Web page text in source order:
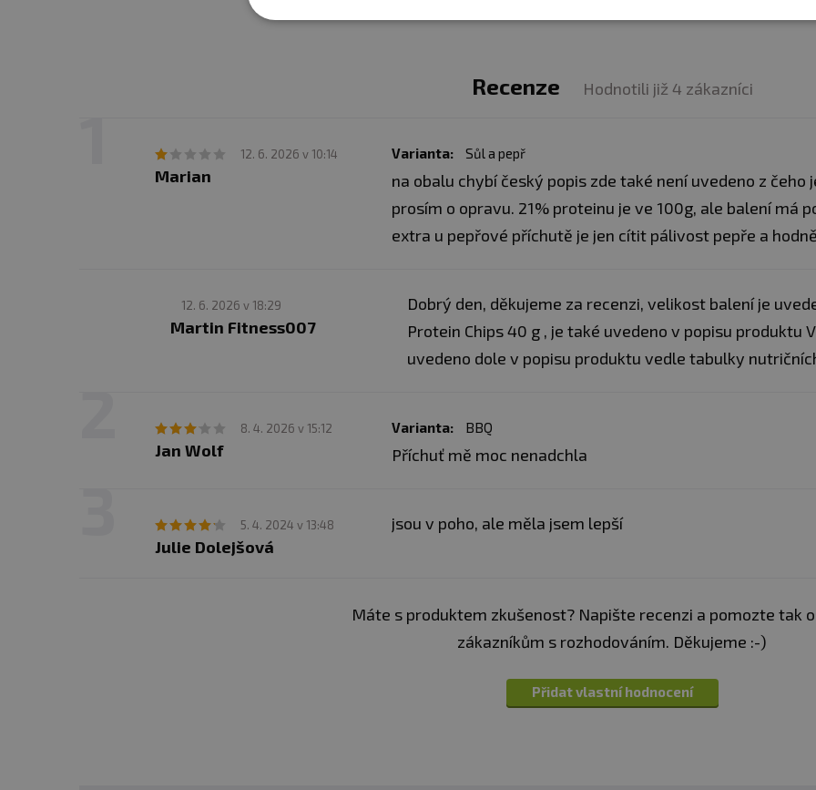
Recenze Hodnotili již 4 zákazníci
12. 6. 2026 v 10:14
Marian
Varianta: Sůl a pepř
na obalu chybí český popis zde také není uvedeno z
prosím o opravu. 21% proteinu je ve 100g, ale balení má
extra u pepřové příchutě je jen cítit pálivost pepře a
12. 6. 2026 v 18:29
Martin Fitness007
Dobrý den, děkujeme za recenzi, velikost balení je
Protein Chips 40 g , je také uvedeno v popisu produktu
uvedeno dole v popisu produktu vedle tabulky
8. 4. 2026 v 15:12
Jan Wolf
Varianta: BBQ
Příchuť mě moc nenadchla
5. 4. 2024 v 13:48
Julie Dolejšová
jsou v poho, ale měla jsem lepší
Máte s produktem zkušenost? Napište recenzi a pomozte tak
zákazníkům s rozhodováním. Děkujeme :-)
Přidat vlastní hodnocení